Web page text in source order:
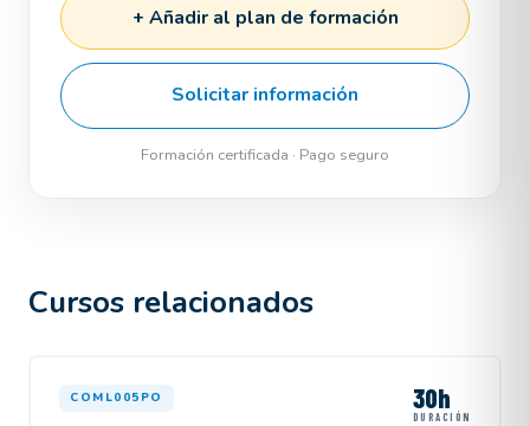
+ Añadir al plan de formación
Solicitar información
Formación certificada · Pago seguro
Cursos relacionados
COML005PO 30h
DURACIÓN